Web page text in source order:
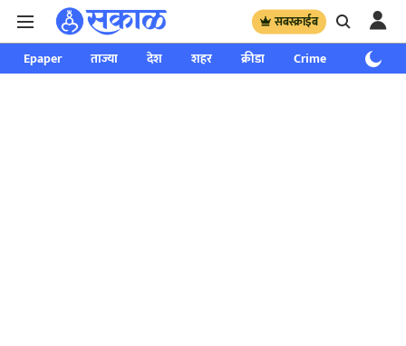
सबस्क्राईब
Epaper ताज्या देश शहर क्रीडा Crime साप्ताहिक